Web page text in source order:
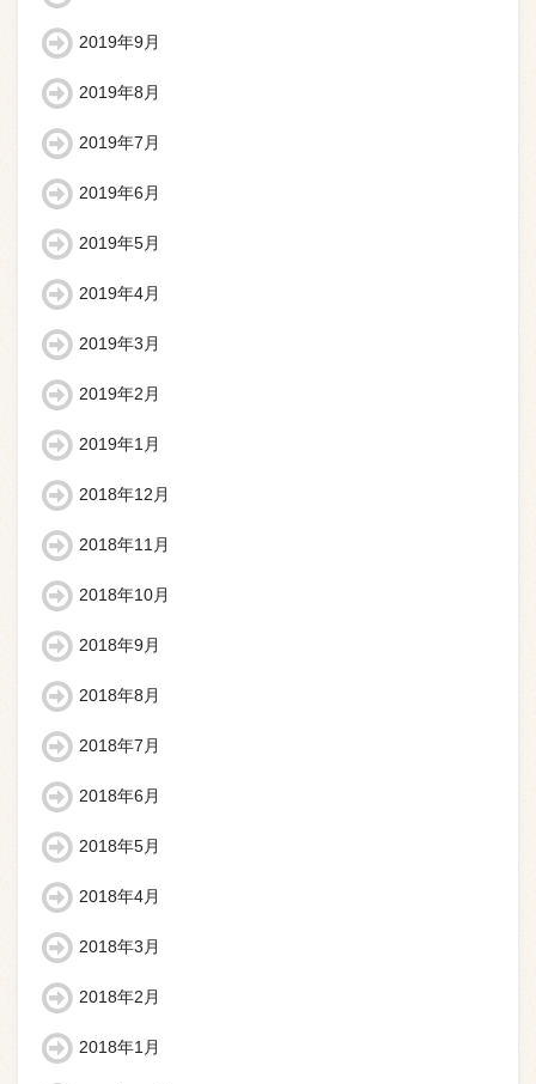
2019年9月
2019年8月
2019年7月
2019年6月
2019年5月
2019年4月
2019年3月
2019年2月
2019年1月
2018年12月
2018年11月
2018年10月
2018年9月
2018年8月
2018年7月
2018年6月
2018年5月
2018年4月
2018年3月
2018年2月
2018年1月